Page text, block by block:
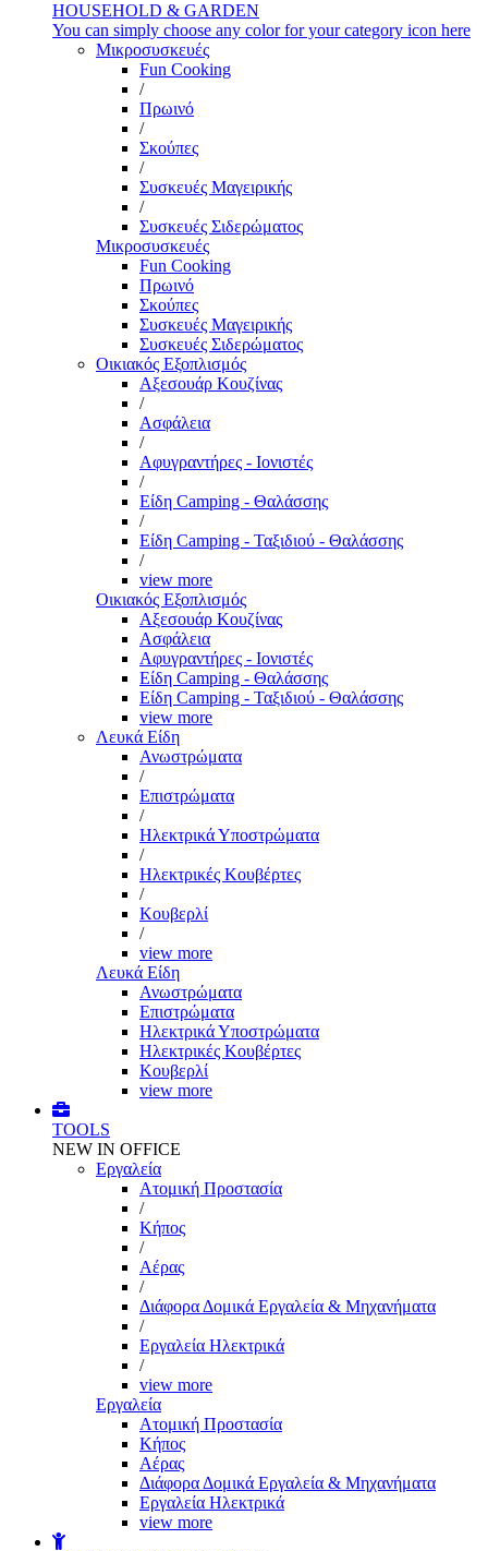
HOUSEHOLD & GARDEN
You can simply choose any color for your category icon here
Μικροσυσκευές
Fun Cooking
/
Πρωινό
/
Σκούπες
/
Συσκευές Μαγειρικής
/
Συσκευές Σιδερώματος
Μικροσυσκευές
Fun Cooking
Πρωινό
Σκούπες
Συσκευές Μαγειρικής
Συσκευές Σιδερώματος
Οικιακός Εξοπλισμός
Αξεσουάρ Κουζίνας
/
Ασφάλεια
/
Αφυγραντήρες - Ιονιστές
/
Είδη Camping - Θαλάσσης
/
Είδη Camping - Ταξιδιού - Θαλάσσης
/
view more
Οικιακός Εξοπλισμός
Αξεσουάρ Κουζίνας
Ασφάλεια
Αφυγραντήρες - Ιονιστές
Είδη Camping - Θαλάσσης
Είδη Camping - Ταξιδιού - Θαλάσσης
view more
Λευκά Είδη
Ανωστρώματα
/
Επιστρώματα
/
Ηλεκτρικά Υποστρώματα
/
Ηλεκτρικές Κουβέρτες
/
Κουβερλί
/
view more
Λευκά Είδη
Ανωστρώματα
Επιστρώματα
Ηλεκτρικά Υποστρώματα
Ηλεκτρικές Κουβέρτες
Κουβερλί
view more
TOOLS
NEW IN OFFICE
Εργαλεία
Aτομική Προστασία
/
Kήπος
/
Αέρας
/
Διάφορα Δομικά Εργαλεία & Μηχανήματα
/
Εργαλεία Ηλεκτρικά
/
view more
Εργαλεία
Aτομική Προστασία
Kήπος
Αέρας
Διάφορα Δομικά Εργαλεία & Μηχανήματα
Εργαλεία Ηλεκτρικά
view more